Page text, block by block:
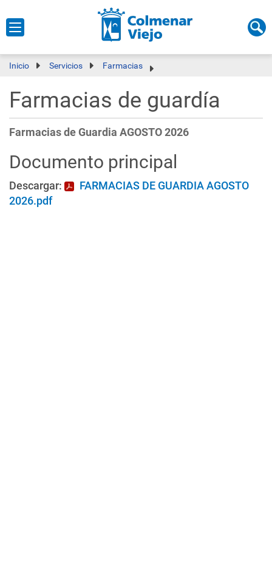
Inicio Servicios Farmacias
Farmacias de guardía
Farmacias de Guardia AGOSTO 2026
Documento principal
Descargar:
FARMACIAS DE GUARDIA AGOSTO
2026.pdf